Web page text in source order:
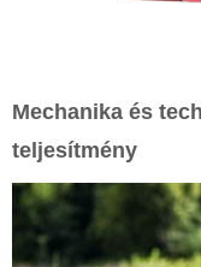
Mechanika és
teljesítmény